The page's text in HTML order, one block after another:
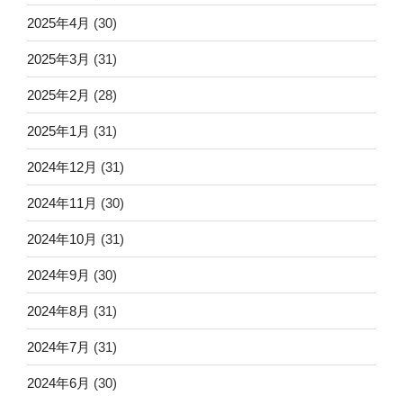
2025年4月 (30)
2025年3月 (31)
2025年2月 (28)
2025年1月 (31)
2024年12月 (31)
2024年11月 (30)
2024年10月 (31)
2024年9月 (30)
2024年8月 (31)
2024年7月 (31)
2024年6月 (30)